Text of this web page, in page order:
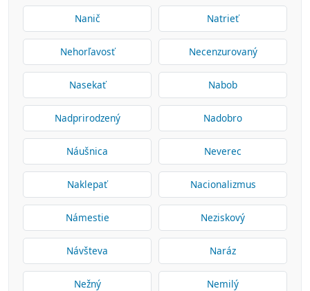
Nanič Natrieť
Nehorľavosť Necenzurovaný
Nasekať Nabob
Nadprirodzený Nadobro
Náušnica Neverec
Naklepať Nacionalizmus
Námestie Neziskový
Návšteva Naráz
Nežný Nemilý